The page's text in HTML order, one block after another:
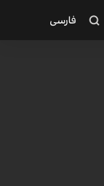
فارسی